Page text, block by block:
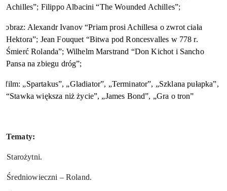
Achilles”; Filippo Albacini “The Wounded Achilles”;
obraz: Alexandr Ivanov “Priam prosi Achillesa o zwrot ciała
Hektora”; Jean Fouquet “Bitwa pod Roncesvalles w 778 r.
Śmierć Rolanda”; Wilhelm Marstrand “Don Kichot i Sancho
Pansa na zbiegu dróg”;
film: „Spartakus”, „Gladiator”, „Terminator”, „Szklana pułapka”,
“Stawka większa niż życie”, „James Bond”, „Gra o tron”
Tematy:
Starożytni.
Średniowieczni – Roland.